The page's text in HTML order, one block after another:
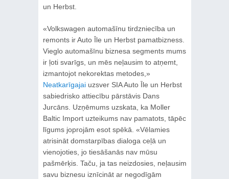
un Herbst.
«Volkswagen automašīnu tirdzniecība un
remonts ir Auto Īle un Herbst pamatbizness.
Vieglo automašīnu biznesa segments mums
ir ļoti svarīgs, un mēs neļausim to atņemt,
izmantojot nekorektas metodes,»
Neatkarīgajaiuzsver SIA Auto Īle un Herbst
sabiedrisko attiecību pārstāvis Dans
Jurcāns. Uzņēmums uzskata, ka Moller
Baltic Import uzteikums nav pamatots, tāpēc
līgums joprojām esot spēkā. «Vēlamies
atrisināt domstarpības dialoga ceļā un
vienojoties, jo tiesāšanās nav mūsu
pašmērķis. Taču, ja tas neizdosies, neļausim
savu biznesu iznīcināt ar negodīgām